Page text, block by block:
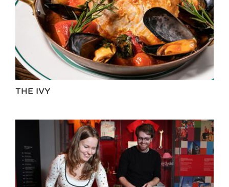
THE IVY